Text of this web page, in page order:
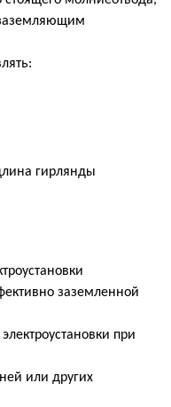
заземляющим
гирлянды
заземленной
при
или других